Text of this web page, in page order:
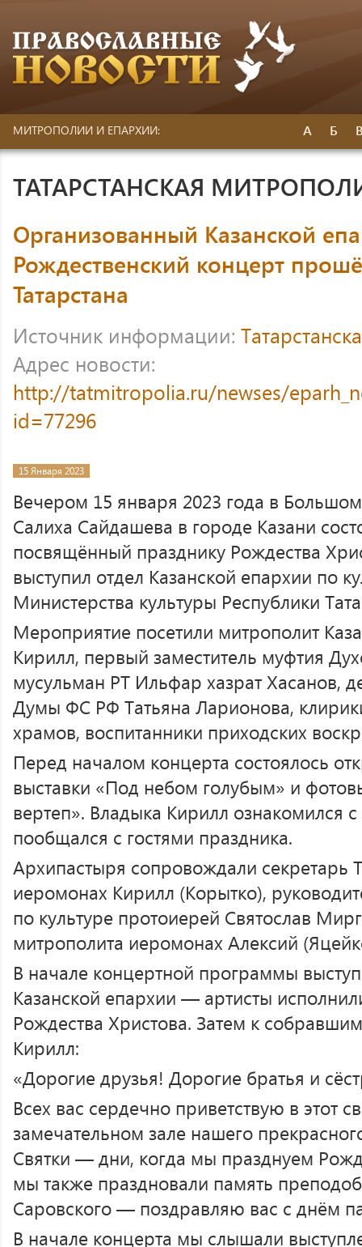
МИТРОПОЛИИ И ЕПАРХИИ: А Б
ТАТАРСТАНСКАЯ
Организованный Казанской
Рождественский концерт
Татарстана
Источник информации:
Адрес новости:
http://tatmitropolia.ru/newses/
id=77296
15 Января 2023
Вечером 15 января 2023 года в
Салиха Сайдашева в городе Казани
посвящённый празднику Рождества
выступил отдел Казанской епархии по
Министерства культуры Республики
Мероприятие посетили митрополит
Кирилл, первый заместитель муфтия
мусульман РТ Ильфар хазрат Хасанов,
Думы ФС РФ Татьяна Ларионова,
храмов, воспитанники приходских
Перед началом концерта состоялось
выставки «Под небом голубым» и
вертеп». Владыка Кирилл ознакомился
пообщался с гостями праздника.
Архипастыря сопровождали секретарь
иеромонах Кирилл (Корытко),
по культуре протоиерей Святослав
митрополита иеромонах Алексий
В начале концертной программы
Казанской епархии — артисты
Рождества Христова. Затем к
Кирилл:
«Дорогие друзья! Дорогие братья и
Всех вас сердечно приветствую в этот
замечательном зале нашего
Святки — дни, когда мы празднуем
мы также праздновали память
Саровского — поздравляю вас с днём
В начале концерта мы слышали